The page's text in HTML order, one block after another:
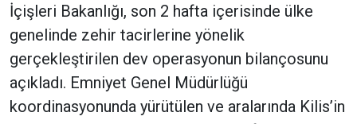
İçişleri Bakanlığı, son 2 hafta içerisinde ülke
genelinde zehir tacirlerine yönelik
gerçekleştirilen dev operasyonun bilançosunu
açıkladı. Emniyet Genel Müdürlüğü
koordinasyonunda yürütülen ve aralarında Kilis’in